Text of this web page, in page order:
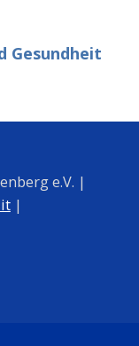
Gesundheit
e.V. |
|